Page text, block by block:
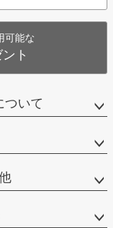
可能な
ト
ついて